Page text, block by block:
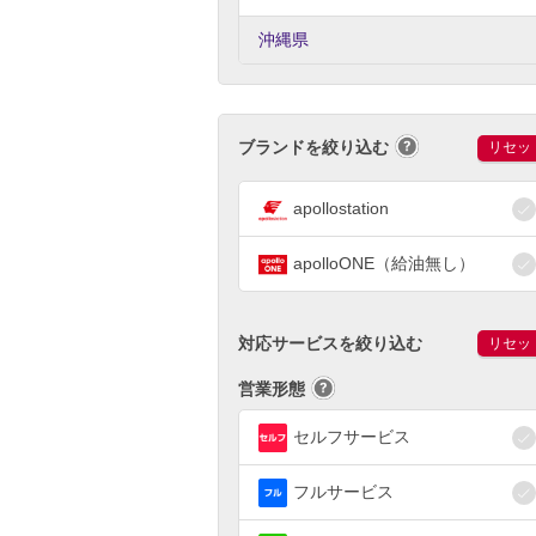
沖縄県
ブランドを絞り込む リセッ
apollostation
apolloONE（給油無し）
対応サービスを絞り込む リセッ
営業形態
セルフサービス
フルサービス